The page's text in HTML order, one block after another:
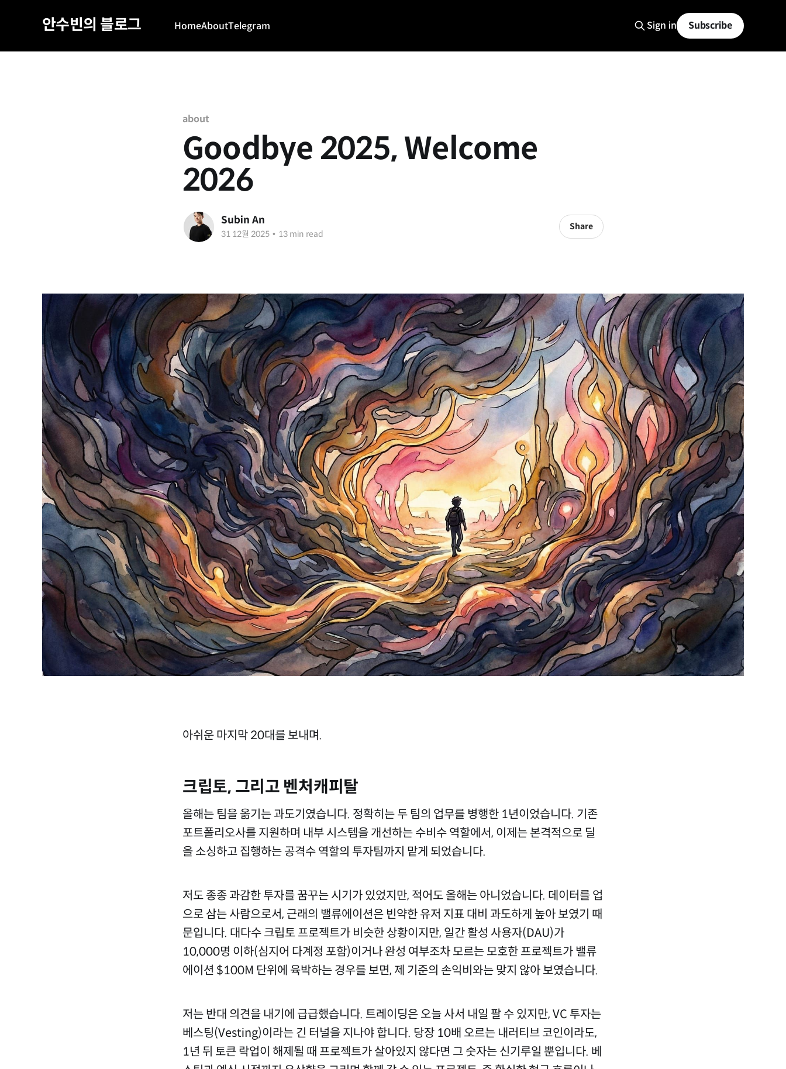
안수빈의 블로그 HomeAboutTelegram Sign in Subscribe
about
Goodbye 2025, Welcome
2026
Subin An
31 12월 2025 • 13 min read
Share
아쉬운 마지막 20대를 보내며.
크립토, 그리고 벤처캐피탈
올해는 팀을 옮기는 과도기였습니다. 정확히는 두 팀의 업무를 병행한 1년이었습니다. 기존
포트폴리오사를 지원하며 내부 시스템을 개선하는 수비수 역할에서, 이제는 본격적으로 딜
을 소싱하고 집행하는 공격수 역할의 투자팀까지 맡게 되었습니다.
저도 종종 과감한 투자를 꿈꾸는 시기가 있었지만, 적어도 올해는 아니었습니다. 데이터를 업
으로 삼는 사람으로서, 근래의 밸류에이션은 빈약한 유저 지표 대비 과도하게 높아 보였기 때
문입니다. 대다수 크립토 프로젝트가 비슷한 상황이지만, 일간 활성 사용자(DAU)가
10,000명 이하(심지어 다계정 포함)이거나 완성 여부조차 모르는 모호한 프로젝트가 밸류
에이션 $100M 단위에 육박하는 경우를 보면, 제 기준의 손익비와는 맞지 않아 보였습니다.
저는 반대 의견을 내기에 급급했습니다. 트레이딩은 오늘 사서 내일 팔 수 있지만, VC 투자는
베스팅(Vesting)이라는 긴 터널을 지나야 합니다. 당장 10배 오르는 내러티브 코인이라도,
1년 뒤 토큰 락업이 해제될 때 프로젝트가 살아있지 않다면 그 숫자는 신기루일 뿐입니다. 베